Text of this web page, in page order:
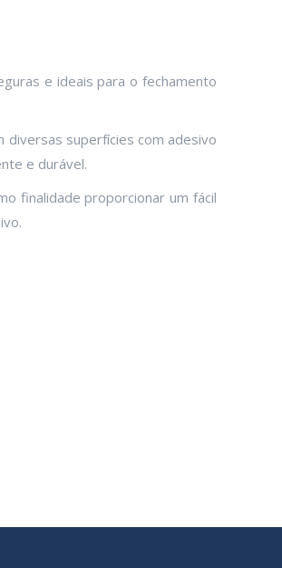
e ideais para o fechamento
diversas superfícies com adesivo
e durável.
finalidade proporcionar um fácil